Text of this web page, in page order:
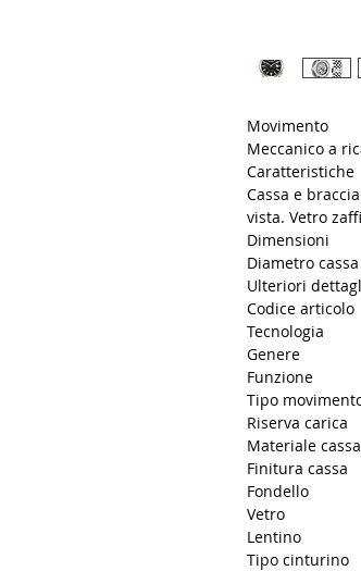
Movimento
Meccanico a
Caratteristiche
Cassa e
vista. Vetro
Dimensioni
Diametro
Ulteriori
Codice articolo
Tecnologia
Genere
Funzione
Tipo
Riserva carica
Materiale cassa
Finitura cassa
Fondello
Vetro
Lentino
Tipo cinturino